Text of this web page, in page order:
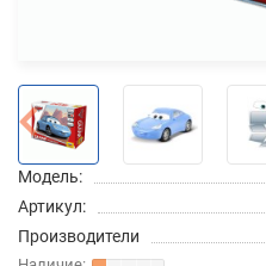
Модель:
Артикул:
Производители
Оплачивайте
Получайте товар
выбранный
списываться